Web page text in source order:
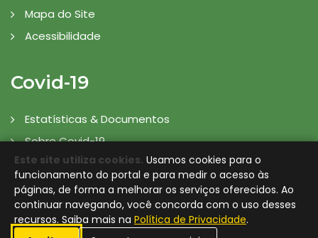
Mapa do Site
Acessibilidade
Covid-19
Estatísticas & Documentos
Sobre Covid-19
Prevenção
Sintomas
Vacinação
Transparência Covid-19
Este site utiliza cookies. Usamos cookies para o
funcionamento do portal e para medir o acesso às
páginas, de forma a melhorar os serviços oferecidos. Ao
continuar navegando, você concorda com o uso desses
recursos. Saiba mais na Política de Privacidade.